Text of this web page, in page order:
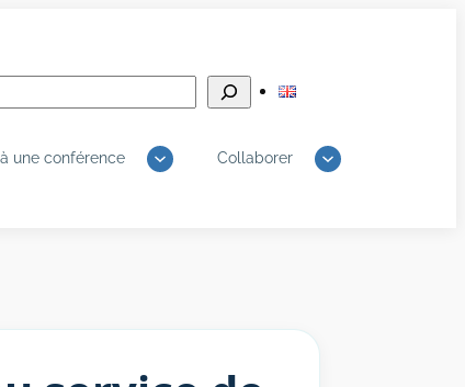
une conférence Collaborer